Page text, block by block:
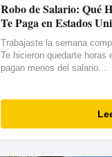
Robo de Salario: Qué
Te Paga en Estados
Trabajaste la semana
Te hicieron quedarte horas
pagan menos del salario...